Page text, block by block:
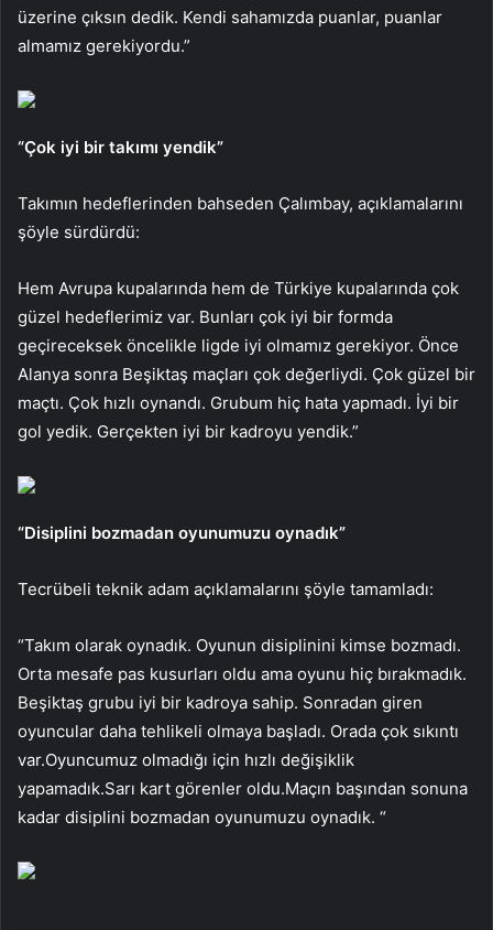
üzerine çıksın dedik. Kendi sahamızda puanlar, puanlar
almamız gerekiyordu.”
“Çok iyi bir takımı yendik”
Takımın hedeflerinden bahseden Çalımbay, açıklamalarını
şöyle sürdürdü:
Hem Avrupa kupalarında hem de Türkiye kupalarında çok
güzel hedeflerimiz var. Bunları çok iyi bir formda
geçireceksek öncelikle ligde iyi olmamız gerekiyor. Önce
Alanya sonra Beşiktaş maçları çok değerliydi. Çok güzel bir
maçtı. Çok hızlı oynandı. Grubum hiç hata yapmadı. İyi bir
gol yedik. Gerçekten iyi bir kadroyu yendik.”
“Disiplini bozmadan oyunumuzu oynadık”
Tecrübeli teknik adam açıklamalarını şöyle tamamladı:
“Takım olarak oynadık. Oyunun disiplinini kimse bozmadı.
Orta mesafe pas kusurları oldu ama oyunu hiç bırakmadık.
Beşiktaş grubu iyi bir kadroya sahip. Sonradan giren
oyuncular daha tehlikeli olmaya başladı. Orada çok sıkıntı
var.Oyuncumuz olmadığı için hızlı değişiklik
yapamadık.Sarı kart görenler oldu.Maçın başından sonuna
kadar disiplini bozmadan oyunumuzu oynadık. “